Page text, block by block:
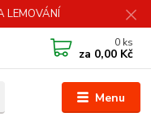
LEMOVÁNÍ
Menu
0 ks
za 0,00 Kč